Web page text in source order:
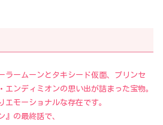
ラームーンとタキシード仮面、プリンセ
エンディミオンの思い出が詰まった宝物。
エモーショナルな存在です。
』の最終話で、